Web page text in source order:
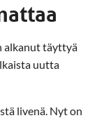
alkanut täyttyä
uutta
livenä. Nyt on